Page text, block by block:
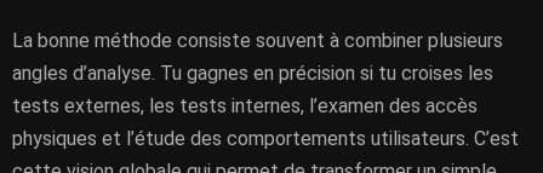
La bonne méthode consiste souvent à combiner plusieurs
angles d’analyse. Tu gagnes en précision si tu croises les
tests externes, les tests internes, l’examen des accès
physiques et l’étude des comportements utilisateurs. C’est